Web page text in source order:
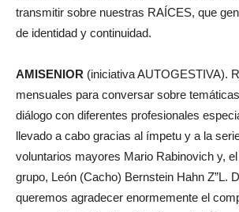
transmitir sobre nuestras RAÍCES, que
de identidad y continuidad.
AMISENIOR (iniciativa AUTOGESTIVA).
mensuales para conversar sobre
diálogo con diferentes profesionales
llevado a cabo gracias al ímpetu y a la
voluntarios mayores Mario Rabinovich y,
grupo, León (Cacho) Bernstein Hahn Z”L.
queremos agradecer enormemente el